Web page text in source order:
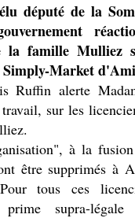
député de la
la famille Mulliez
Simply-Market
Ruffin alerte
sur les
à la
être supprimés à
tous ces
supra-légale